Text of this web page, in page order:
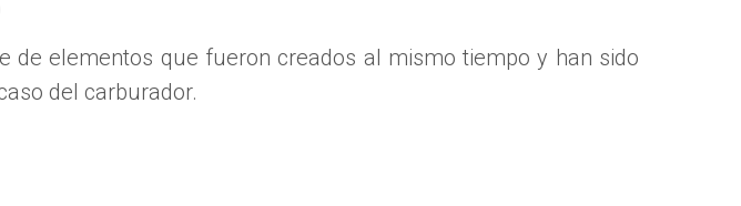
de elementos que fueron creados al mismo tiempo y han sido
del carburador.